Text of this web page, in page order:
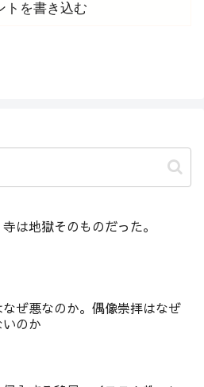
トを書き込む
は地獄そのものだった。
ぜ悪なのか。偶像崇拝はなぜ
のか